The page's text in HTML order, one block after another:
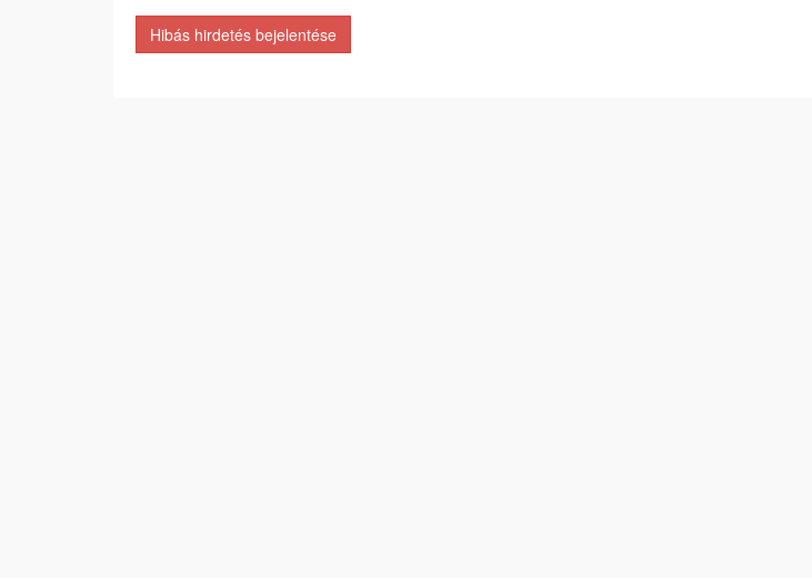
Hibás hirdetés bejelentése